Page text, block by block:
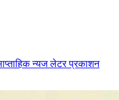
न्यज लेटर प्रकाशन